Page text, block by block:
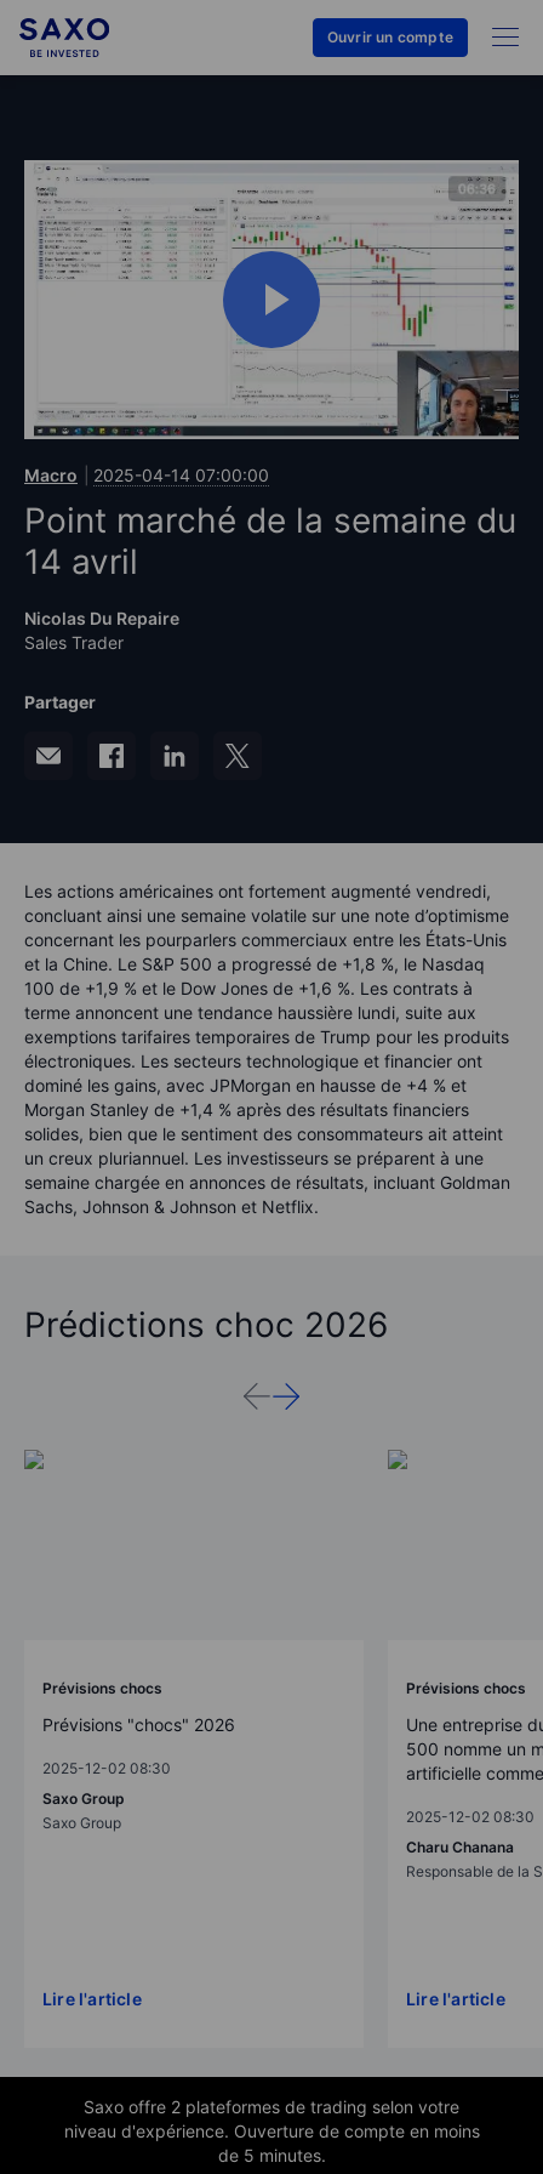
Ouvrir un compte
Macro 2025-04-14 07:00:00
Point marché de la semaine du
14 avril
Nicolas Du Repaire
Sales Trader
Partager
Les actions américaines ont fortement augmenté vendredi,
concluant ainsi une semaine volatile sur une note d’optimisme
concernant les pourparlers commerciaux entre les États-Unis
et la Chine. Le S&P 500 a progressé de +1,8 %, le Nasdaq
100 de +1,9 % et le Dow Jones de +1,6 %. Les contrats à
terme annoncent une tendance haussière lundi, suite aux
exemptions tarifaires temporaires de Trump pour les produits
électroniques. Les secteurs technologique et financier ont
dominé les gains, avec JPMorgan en hausse de +4 % et
Morgan Stanley de +1,4 % après des résultats financiers
solides, bien que le sentiment des consommateurs ait atteint
un creux pluriannuel. Les investisseurs se préparent à une
semaine chargée en annonces de résultats, incluant Goldman
Sachs, Johnson & Johnson et Netflix.
Prédictions choc 2026
Prévisions chocs
Prévisions "chocs" 2026
2025-12-02 08:30
Saxo Group
Saxo Group
Lire l'article
Prévisions chocs
Une entreprise
500 nomme un
artificielle
2025-12-02 08:30
Charu Chanana
Responsable de la
Lire l'article
Saxo offre 2 plateformes de trading selon votre
niveau d'expérience. Ouverture de compte en moins
de 5 minutes.